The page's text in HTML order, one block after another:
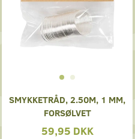
SMYKKETRÅD, 2.50M, 1 MM,
FORSØLVET
59,95 DKK